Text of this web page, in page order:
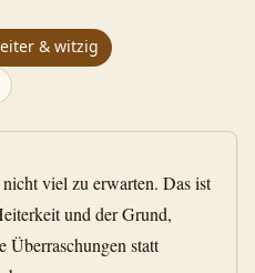
& witzig
viel zu erwarten. Das ist
und der Grund,
Überraschungen statt